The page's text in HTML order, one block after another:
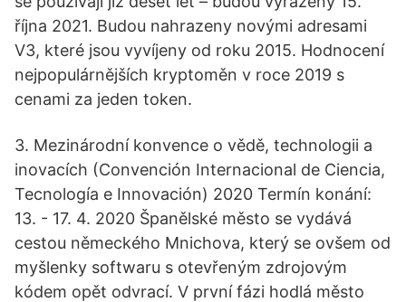
října 2021. Budou nahrazeny novými adresami
V3, které jsou vyvíjeny od roku 2015. Hodnocení
nejpopulárnějších kryptoměn v roce 2019 s
cenami za jeden token.
3. Mezinárodní konvence o vědě, technologii a
inovacích (Convención Internacional de Ciencia,
Tecnología e Innovación) 2020 Termín konání:
13. - 17. 4. 2020 Španělské město se vydává
cestou německého Mnichova, který se ovšem od
myšlenky softwaru s otevřeným zdrojovým
kódem opět odvrací. V první fázi hodlá město